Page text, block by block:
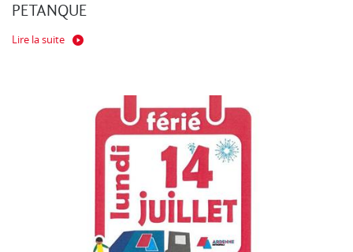
PETANQUE
Lire la suite